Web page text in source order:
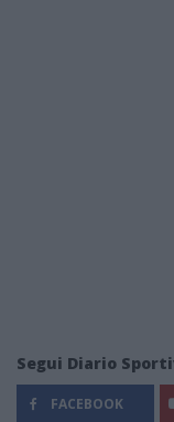
Segui Diario
FACEBOOK